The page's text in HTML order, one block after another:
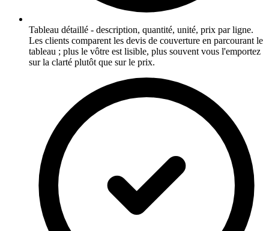
Tableau détaillé - description, quantité, unité, prix par ligne.
Les clients comparent les devis de couverture en parcourant le
tableau ; plus le vôtre est lisible, plus souvent vous l'emportez
sur la clarté plutôt que sur le prix.